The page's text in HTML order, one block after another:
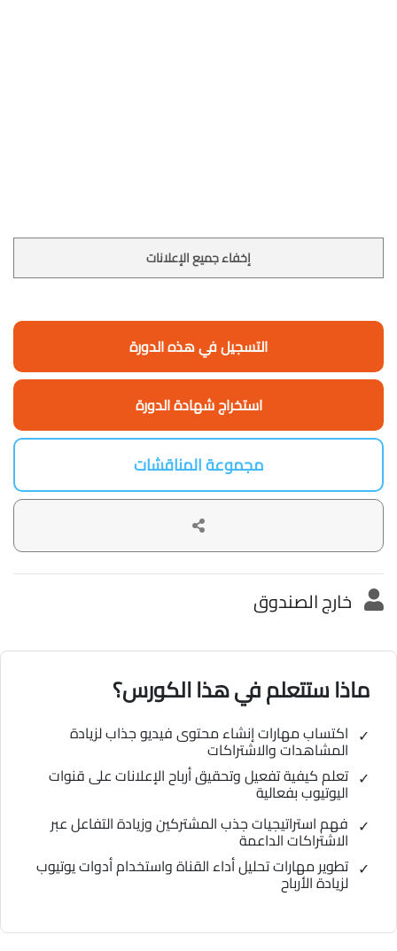
إخفاء جميع الإعلانات
التسجيل في هذه الدورة
استخراج شهادة الدورة
مجموعة المناقشات
خارج الصندوق
ماذا ستتعلم في هذا الكورس؟
اكتساب مهارات إنشاء محتوى فيديو جذاب لزيادة
المشاهدات والاشتراكات
تعلم كيفية تفعيل وتحقيق أرباح الإعلانات على قنوات
اليوتيوب بفعالية
فهم استراتيجيات جذب المشتركين وزيادة التفاعل عبر
الاشتراكات الداعمة
تطوير مهارات تحليل أداء القناة واستخدام أدوات يوتيوب
لزيادة الأرباح